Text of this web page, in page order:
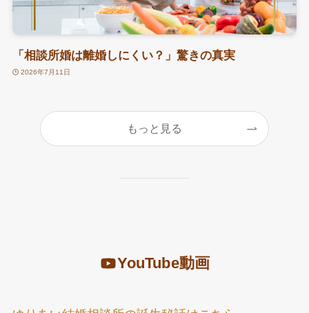
「相談所婚は離婚しにくい？」驚きの真実
2026年7月11日
もっと見る
YouTube動画